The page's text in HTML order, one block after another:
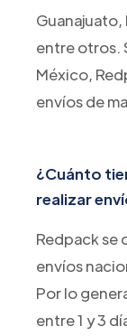
Guanajuato,
entre otros.
México,
envíos de
¿Cuánto
realizar
Redpack se
envíos
Por lo
entre 1 y 3